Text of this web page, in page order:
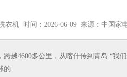
衣机 时间：2026-06-09 来源：中国家
4600多公里，从喀什传到青岛:“我
的